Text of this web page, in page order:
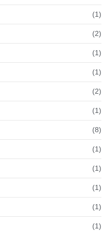
(1)
(2)
(1)
(1)
(2)
(1)
(8)
(1)
(1)
(1)
(1)
(1)